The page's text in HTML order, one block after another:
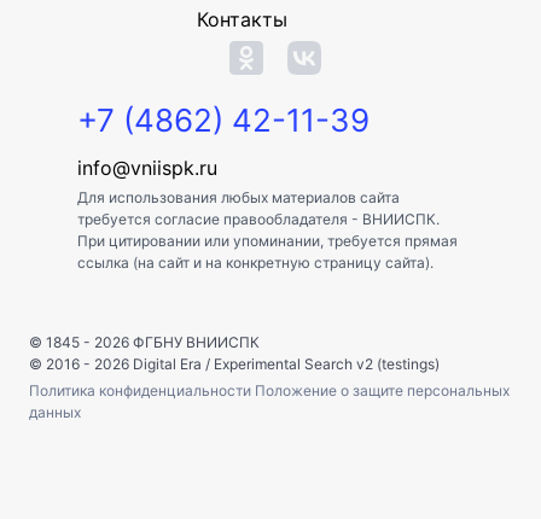
Контакты
+7 (4862) 42-11-39
info@vniispk.ru
Для использования любых материалов сайта
требуется согласие правообладателя - ВНИИСПК.
При цитировании или упоминании, требуется прямая
ссылка (на сайт и на конкретную страницу сайта).
© 1845 - 2026 ФГБНУ ВНИИСПК
© 2016 - 2026 Digital Era / Experimental Search v2 (testings)
Политика конфиденциальности Положение о защите персональных
данных